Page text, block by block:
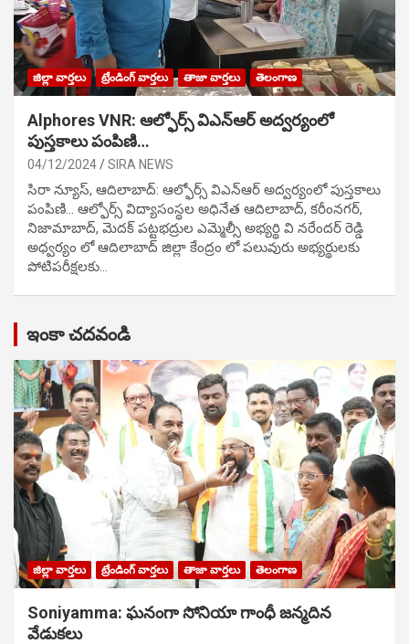
జిల్లా వార్తలు ట్రేండింగ్ వార్తలు తాజా వార్తలు తెలంగాణ
Alphores VNR: ఆల్ఫోర్స్ విఎన్ఆర్ అద్వర్యంలో
పుస్తకాలు పంపిణి…
04/12/2024 SIRA NEWS
సిరా న్యూస్, ఆదిలాబాద్: ఆల్ఫోర్స్ విఎన్ఆర్ అద్వర్యంలో పుస్తకాలు
పంపిణి… ఆల్ఫోర్స్ విద్యాసంస్థల అధినేత ఆదిలాబాద్, కరీంనగర్,
నిజామాబాద్, మెదక్ పట్టభద్రుల ఎమ్మెల్సీ అభ్యర్థి వి నరేందర్ రెడ్డి
అధ్వర్యం లో ఆదిలాబాద్ జిల్లా కేంద్రం లో పలువురు అభ్యర్థులకు
పోటిప‌రీక్ష‌ల‌కు…
ఇంకా చదవండి
జిల్లా వార్తలు ట్రేండింగ్ వార్తలు తాజా వార్తలు తెలంగాణ
Soniyamma: ఘ‌నంగా సోనియా గాంధీ జ‌న్మ‌దిన
వేడుక‌లు